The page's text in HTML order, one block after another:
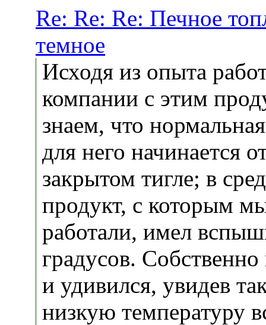
Re: Re: Re: Печное
темное
Исходя из опыта
компании с этим
знаем, что
для него начинается
закрытом тигле; в
продукт, с которым
работали, имел
градусов.
и удивился, увидев
низкую температуру